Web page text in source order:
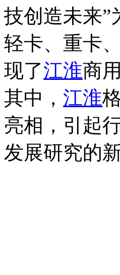
技创造未来”
轻卡、重卡
现了江淮商
其中， 江淮
亮相，引起
发展研究的